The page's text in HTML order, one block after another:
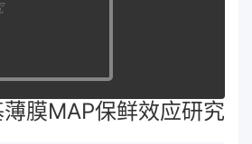
膜MAP保鲜效应研究